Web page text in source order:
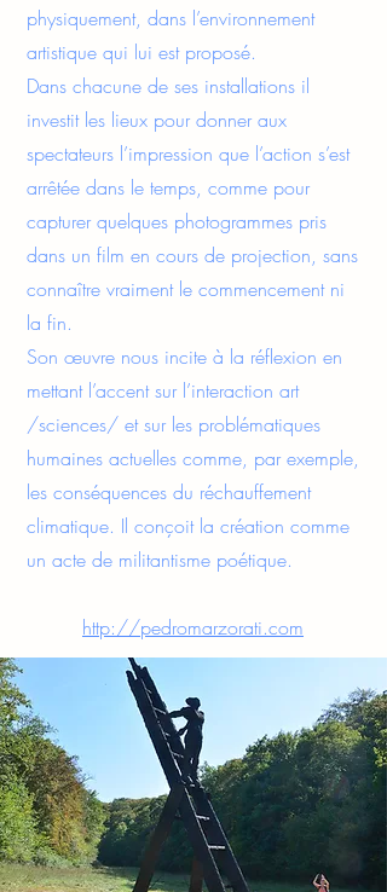
physiquement, dans l’environnement
artistique qui lui est proposé.
Dans chacune de ses installations il
investit les lieux pour donner aux
spectateurs l’impression que l’action s’est
arrêtée dans le temps, comme pour
capturer quelques photogrammes pris
dans un film en cours de projection, sans
connaître vraiment le commencement ni
la fin.
Son œuvre nous incite à la réflexion en
mettant l’accent sur l’interaction art
/sciences/ et sur les problématiques
humaines actuelles comme, par exemple,
les conséquences du réchauffement
climatique. Il conçoit la création comme
un acte de militantisme poétique.
http://pedromarzorati.com